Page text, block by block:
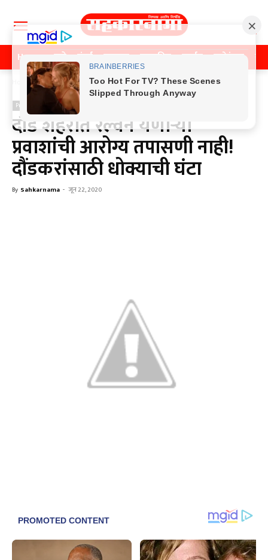
Home पुणे मुंबई महाराष्ट्र राजकीय क्राईम मनोरंजन
Home Previos News
Previos News
दौंड शहरात रेल्वेने येणाऱ्या
प्रवाशांची आरोग्य तपासणी नाही!
दौंडकरांसाठी धोक्याची घंटा
By Sahkarnama - जून 22, 2020